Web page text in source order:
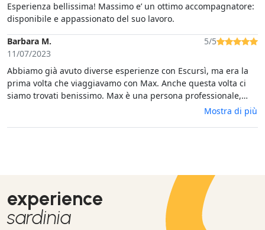
Esperienza bellissima! Massimo e’ un ottimo accompagnatore:
disponibile e appassionato del suo lavoro.
Barbara M.
11/07/2023
5/5
Abbiamo già avuto diverse esperienze con Escursì, ma era la
prima volta che viaggiavamo con Max. Anche questa volta ci
siamo trovati benissimo. Max è una persona professionale,
disponibile e simpatica. Il fatto di essere solo in 10 a bordo del
gommone, ha reso tutto molto più esclusivo. Ci siamo divertiti,
Mostra di più
experience
sardinia